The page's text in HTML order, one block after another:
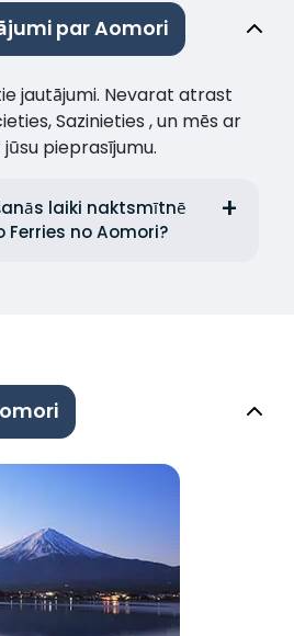
par Aomori
jautājumi. Nevarat atrast
Sazinieties , un mēs ar
pieprasījumu.
laiki naktsmītnē
Ferries no Aomori?